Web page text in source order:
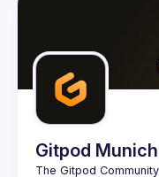
Gitpod Munich